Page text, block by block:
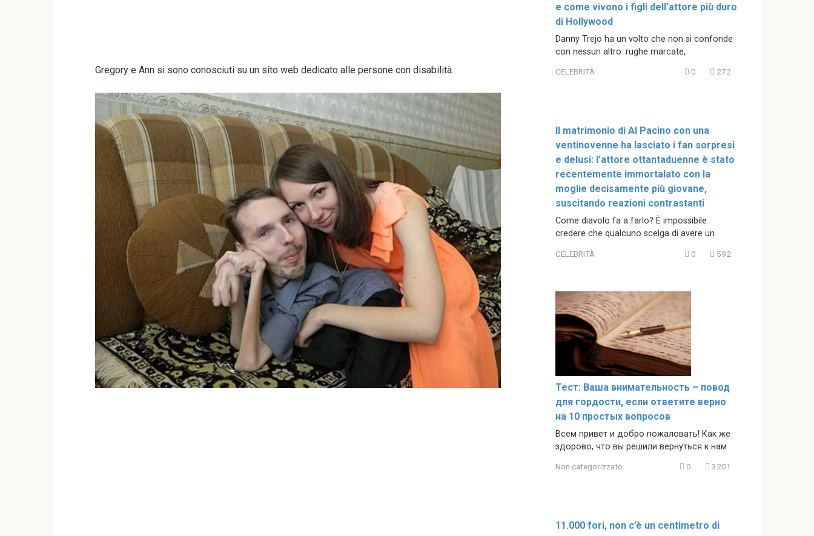
Gregory e Ann si sono conosciuti su un sito web dedicato alle persone con disabilità.
e come vivono i figli dell’attore più duro
di Hollywood
Danny Trejo ha un volto che non si confonde
con nessun altro: rughe marcate,
CELEBRITÀ 0 272
Il matrimonio di Al Pacino con una
ventinovenne ha lasciato i fan sorpresi
e delusi: l’attore ottantaduenne è stato
recentemente immortalato con la
moglie decisamente più giovane,
suscitando reazioni contrastanti
Come diavolo fa a farlo? È impossibile
credere che qualcuno scelga di avere un
CELEBRITÀ 0 592
Тест: Ваша внимательность – повод
для гордости, если ответите верно
на 10 простых вопросов
Всем привет и добро пожаловать! Как же
здорово, что вы решили вернуться к нам
Non categorizzato 0 3201
11.000 fori, non c’è un centimetro di